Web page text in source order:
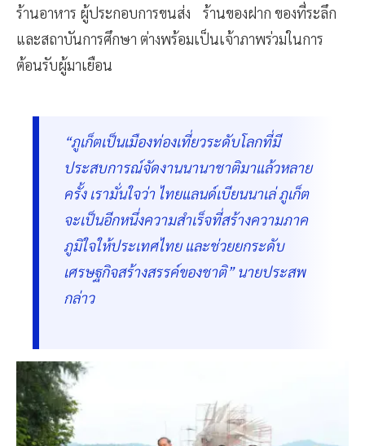
ร้านอาหาร ผู้ประกอบการขนส่ง ร้านของฝาก ของที่ระลึก
และสถาบันการศึกษา ต่างพร้อมเป็นเจ้าภาพร่วมในการ
ต้อนรับผู้มาเยือน
“ภูเก็ตเป็นเมืองท่องเที่ยวระดับโลกที่มี
ประสบการณ์จัดงานนานาชาติมาแล้วหลาย
ครั้ง เรามั่นใจว่า ไทยแลนด์เบียนนาเล่ ภูเก็ต
จะเป็นอีกหนึ่งความสำเร็จที่สร้างความภาค
ภูมิใจให้ประเทศไทย และช่วยยกระดับ
เศรษฐกิจสร้างสรรค์ของชาติ” นายประสพ
กล่าว